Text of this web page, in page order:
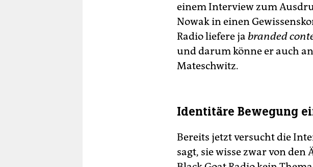
einem Interview zum
Nowak in einen
Radio liefere ja branded
und darum könne er auch
Mateschwitz.
Identitäre Bewegung
Bereits jetzt versucht die
sagt, sie wisse zwar von den